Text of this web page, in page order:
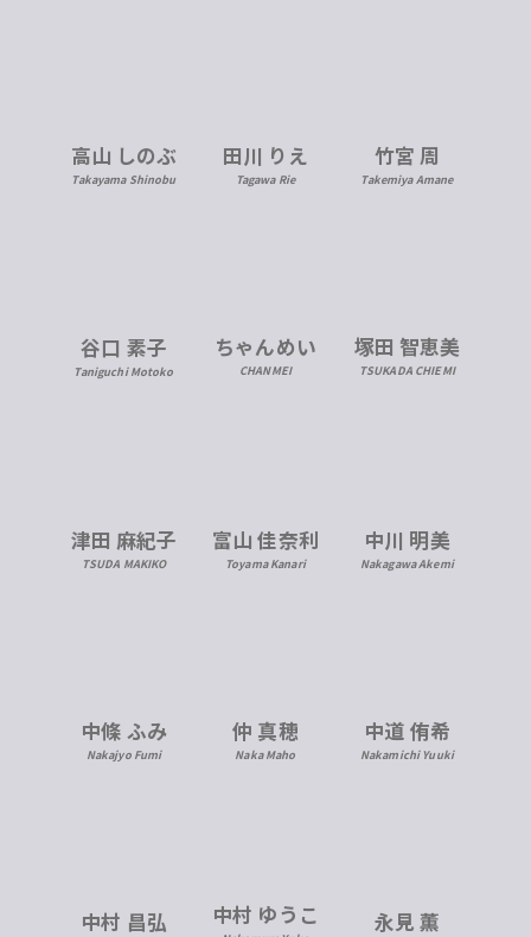
高山 しのぶ
Takayama Shinobu
田川 りえ
Tagawa Rie
竹宮 周
Takemiya Amane
谷口 素子
Taniguchi Motoko
ちゃんめい
CHANMEI
塚田 智恵美
TSUKADA CHIEMI
津田 麻紀子
TSUDA MAKIKO
富山 佳奈利
Toyama Kanari
中川 明美
Nakagawa Akemi
中條 ふみ
Nakajyo Fumi
仲 真穂
Naka Maho
中道 侑希
Nakamichi Yuuki
中村 昌弘 中村 ゆうこ 永見 薫